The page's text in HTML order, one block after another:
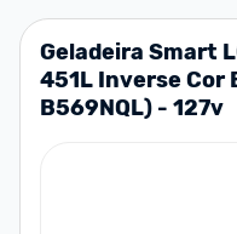
Geladeira Smart
451L Inverse Cor
B569NQL) - 127v